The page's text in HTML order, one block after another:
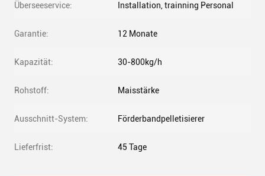
Überseeservice: Installation, trainning Personal
Garantie: 12 Monate
Kapazität: 30-800kg/h
Rohstoff: Maisstärke
Ausschnitt-System: Förderbandpelletisierer
Lieferfrist: 45 Tage